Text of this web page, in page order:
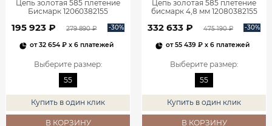
Цепь золотая 585 плетение
Бисмарк 12060382155
195 923 ₽ 279 890 ₽ -30%
от32 654 ₽ x 6 платежей
Выберите размер:
55
Купить в один клик
В КОРЗИНУ
Цепь золотая 585 плетение
бисмарк 4,8 мм 12080382155
332 633 ₽ 475 190 ₽ -30%
от55 439 ₽ x 6 платежей
Выберите размер:
55
Купить в один клик
В КОРЗИНУ